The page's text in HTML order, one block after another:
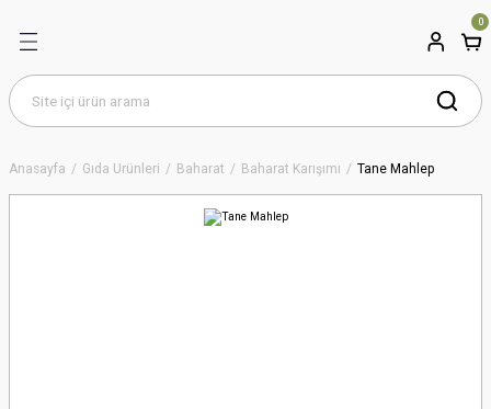
0
Anasayfa Gıda Ürünleri Baharat Baharat Karışımı Tane Mahlep